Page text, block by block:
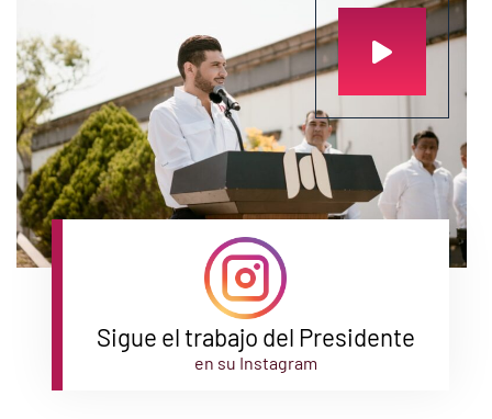
Sigue el trabajo del Presidente
en su Instagram